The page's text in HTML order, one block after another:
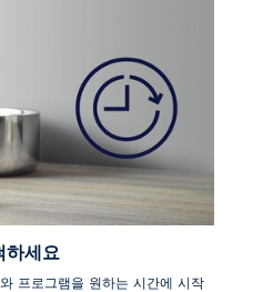
하세요
프로그램을 원하는 시간에 시작